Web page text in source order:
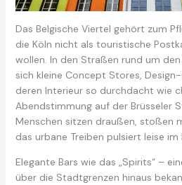
Das Belgische Viertel gehört zum
die Köln nicht als touristische
wollen. In den Straßen rund um den
sich kleine Concept Stores,
deren Interieur so durchdacht wie
Abendstimmung auf der Brüsseler
Menschen sitzen draußen, stoßen
das urbane Treiben pulsiert leise im
Elegante Bars wie das „Spirits“ –
über die Stadtgrenzen hinaus